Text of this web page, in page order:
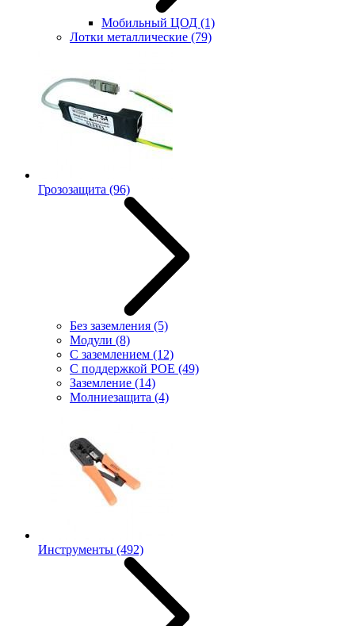
Мобильный ЦОД (1)
Лотки металлические (79)
Грозозащита (96)
Без заземления (5)
Модули (8)
С заземлением (12)
С поддержкой POE (49)
Заземление (14)
Молниезащита (4)
Инструменты (492)